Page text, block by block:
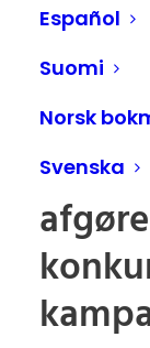
Español
Suomi
Norsk
Svenska
med